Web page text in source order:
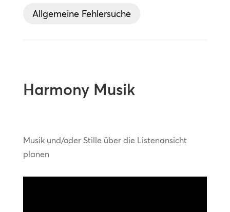
Allgemeine Fehlersuche
Harmony Musik
Musik und/oder Stille über die Listenansicht
planen